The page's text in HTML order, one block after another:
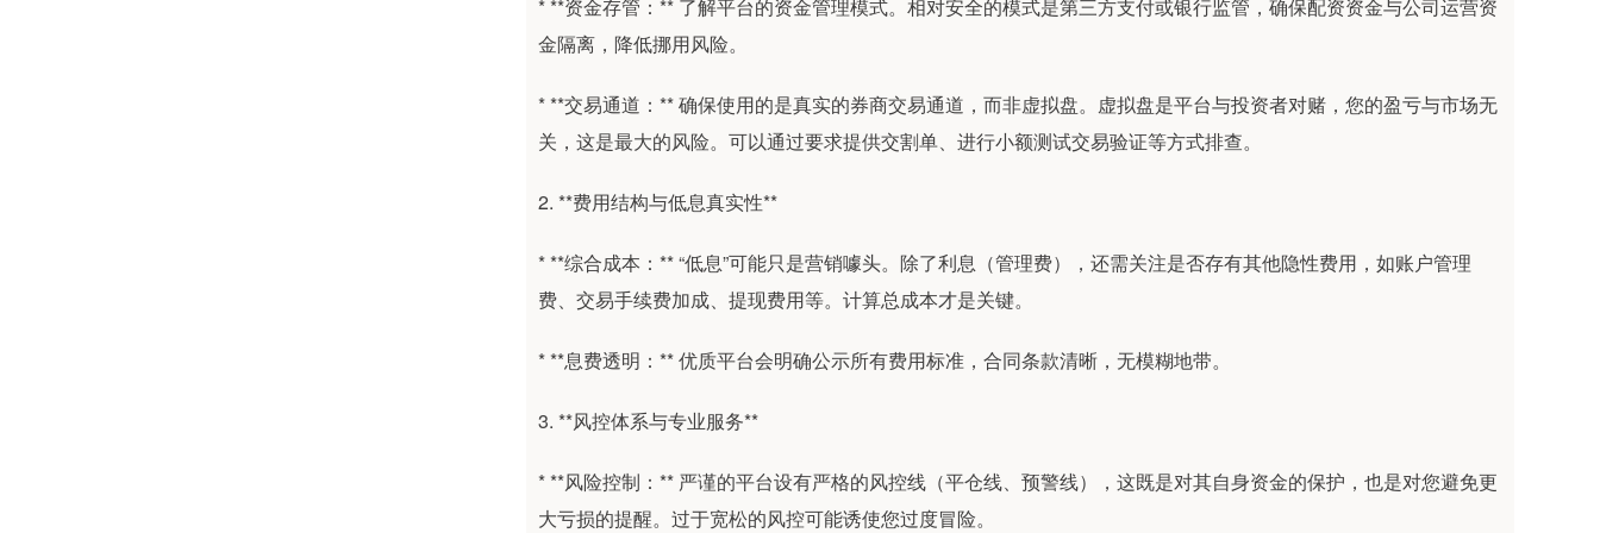
* **资金存管：** 了解平台的资金管理模式。相对安全的模式是第三方支付或银行监管，确保配资资金与公司运营资
金隔离，降低挪用风险。
* **交易通道：** 确保使用的是真实的券商交易通道，而非虚拟盘。虚拟盘是平台与投资者对赌，您的盈亏与市场无
关，这是最大的风险。可以通过要求提供交割单、进行小额测试交易验证等方式排查。
2. **费用结构与低息真实性**
* **综合成本：** “低息”可能只是营销噱头。除了利息（管理费），还需关注是否存有其他隐性费用，如账户管理
费、交易手续费加成、提现费用等。计算总成本才是关键。
* **息费透明：** 优质平台会明确公示所有费用标准，合同条款清晰，无模糊地带。
3. **风控体系与专业服务**
* **风险控制：** 严谨的平台设有严格的风控线（平仓线、预警线），这既是对其自身资金的保护，也是对您避免更
大亏损的提醒。过于宽松的风控可能诱使您过度冒险。